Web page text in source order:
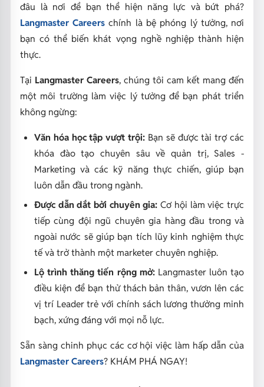
đâu là nơi để bạn thể hiện năng lực và bứt phá?
Langmaster Careers chính là bệ phóng lý tưởng, nơi
bạn có thể biến khát vọng nghề nghiệp thành hiện
thực.
Tại Langmaster Careers, chúng tôi cam kết mang đến
một môi trường làm việc lý tưởng để bạn phát triển
không ngừng:
Văn hóa học tập vượt trội: Bạn sẽ được tài trợ các
khóa đào tạo chuyên sâu về quản trị, Sales -
Marketing và các kỹ năng thực chiến, giúp bạn
luôn dẫn đầu trong ngành.
Được dẫn dắt bởi chuyên gia: Cơ hội làm việc trực
tiếp cùng đội ngũ chuyên gia hàng đầu trong và
ngoài nước sẽ giúp bạn tích lũy kinh nghiệm thực
tế và trở thành một marketer chuyên nghiệp.
Lộ trình thăng tiến rộng mở:Langmaster luôn tạo
điều kiện để bạn thử thách bản thân, vươn lên các
vị trí Leader trẻ với chính sách lương thưởng minh
bạch, xứng đáng với mọi nỗ lực.
Sẵn sàng chinh phục các cơ hội việc làm hấp dẫn của
Langmaster Careers? KHÁM PHÁ NGAY!